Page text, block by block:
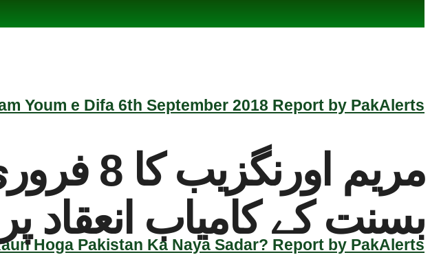
Youm e Difa 6th September 2018 Report by PakAlerts
Hoga Pakistan Ka Naya Sadar? Report by PakAlerts
مریم
بسنت کے کامیاب انعقاد